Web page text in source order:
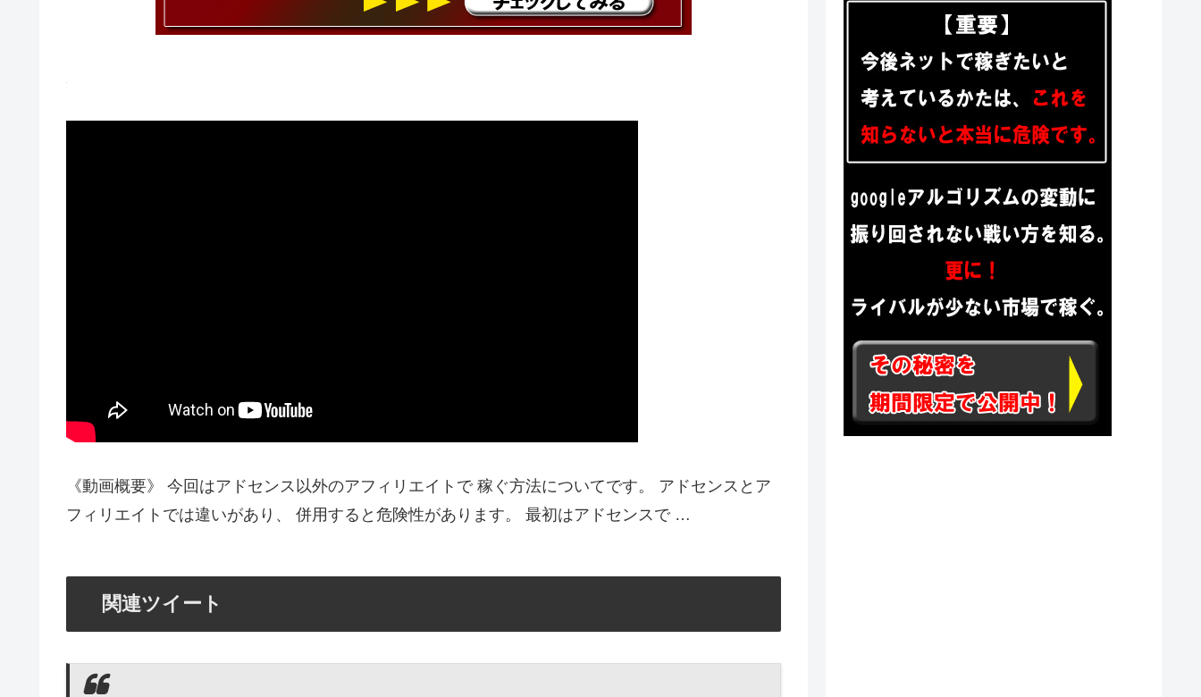
《動画概要》 今回はアドセンス以外のアフィリエイトで 稼ぐ方法についてです。 アドセンスとア
フィリエイトでは違いがあり、 併用すると危険性があります。 最初はアドセンスで …
関連ツイート